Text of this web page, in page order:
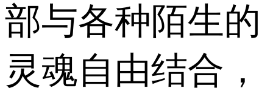
部与各种陌生的
灵魂自由结合，